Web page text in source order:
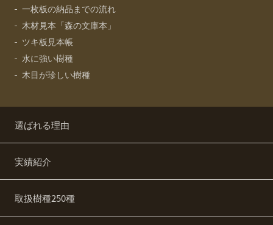
一枚板の納品までの流れ
木材見本「森の文庫本」
ツキ板見本帳
水に強い樹種
木目が珍しい樹種
選ばれる理由
実績紹介
取扱樹種250種